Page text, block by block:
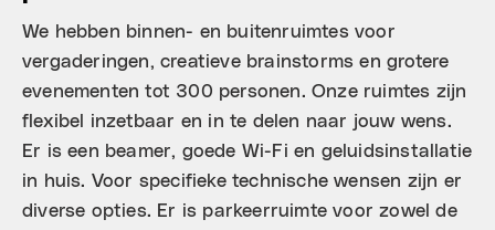
We hebben binnen- en buitenruimtes voor
vergaderingen, creatieve brainstorms en grotere
evenementen tot 300 personen. Onze ruimtes zijn
flexibel inzetbaar en in te delen naar jouw wens. ​
Er is een beamer, goede Wi-Fi en geluidsinstallatie
in huis. Voor specifieke technische wensen zijn er
diverse opties. ​Er is parkeerruimte voor zowel de